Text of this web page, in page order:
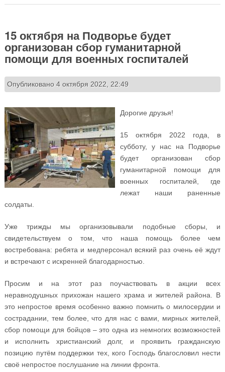
15 октября на Подворье будет
организован сбор гуманитарной
помощи для военных госпиталей
Опубликовано 4 октября 2022, 22:49
Дорогие друзья!
15 октября 2022 года, в
субботу, у нас на Подворье
будет организован сбор
гуманитарной помощи для
военных госпиталей, где
лежат наши раненные
солдаты.
Уже трижды мы организовывали подобные сборы, и
свидетельствуем о том, что наша помощь более чем
востребована: ребята и медперсонал всякий раз очень её ждут
и встречают с искренней благодарностью.
Просим и на этот раз поучаствовать в акции всех
неравнодушных прихожан нашего храма и жителей района. В
это непростое время особенно важно помнить о милосердии и
сострадании, тем более, что для нас с вами, мирных жителей,
сбор помощи для бойцов – это одна из немногих возможностей
и исполнить христианский долг, и проявить гражданскую
позицию путём поддержки тех, кого Господь благословил нести
своё непростое послушание на линии фронта.